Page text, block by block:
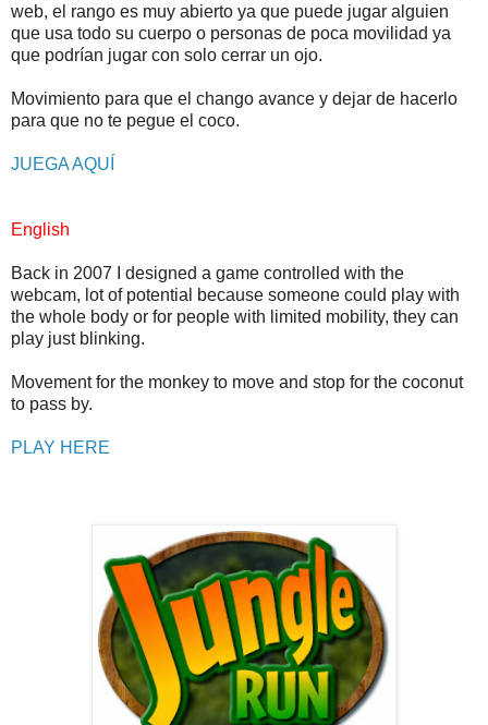
web, el rango es muy abierto ya que puede jugar alguien
que usa todo su cuerpo o personas de poca movilidad ya
que podrían jugar con solo cerrar un ojo.
Movimiento para que el chango avance y dejar de hacerlo
para que no te pegue el coco.
JUEGA AQUÍ
English
Back in 2007 I designed a game controlled with the
webcam, lot of potential because someone could play with
the whole body or for people with limited mobility, they can
play just blinking.
Movement for the monkey to move and stop for the coconut
to pass by.
PLAY HERE